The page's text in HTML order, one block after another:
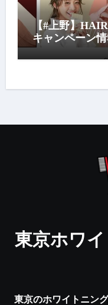
【#上野】
キャンペーン情
東京ホワ
東京のホワイトニン